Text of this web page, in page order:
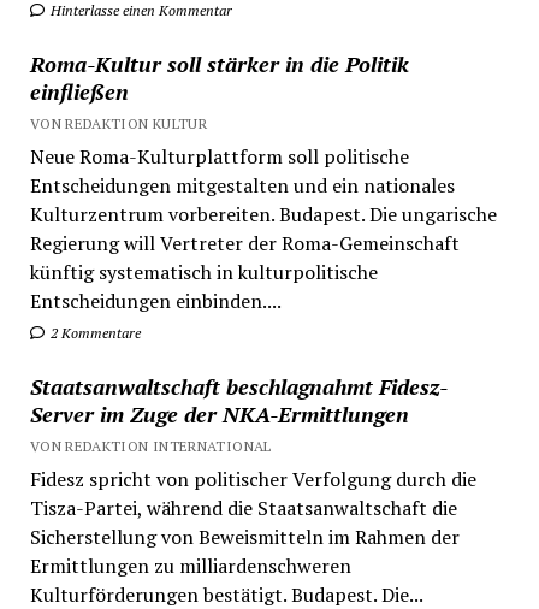
Hinterlasse einen Kommentar
Roma-Kultur soll stärker in die Politik
einfließen
VON REDAKTION KULTUR
Neue Roma-Kulturplattform soll politische
Entscheidungen mitgestalten und ein nationales
Kulturzentrum vorbereiten. Budapest. Die ungarische
Regierung will Vertreter der Roma-Gemeinschaft
künftig systematisch in kulturpolitische
Entscheidungen einbinden....
2 Kommentare
Staatsanwaltschaft beschlagnahmt Fidesz-
Server im Zuge der NKA-Ermittlungen
VON REDAKTION INTERNATIONAL
Fidesz spricht von politischer Verfolgung durch die
Tisza-Partei, während die Staatsanwaltschaft die
Sicherstellung von Beweismitteln im Rahmen der
Ermittlungen zu milliardenschweren
Kulturförderungen bestätigt. Budapest. Die...